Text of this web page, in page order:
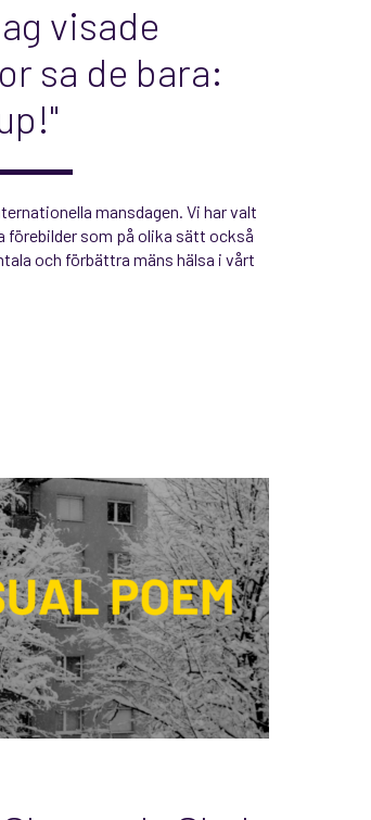
visade
sa de bara:
mansdagen. Vi har valt
förebilder som på olika sätt också
och förbättra mäns hälsa i vårt